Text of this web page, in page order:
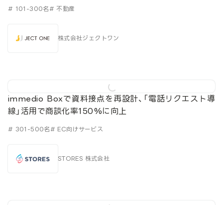
# 101-300名# 不動産
株式会社ジェクトワン
immedio Boxで資料接点を再設計、「電話リクエスト導
線」活用で商談化率150%に向上
# 301-500名# EC向けサービス
STORES 株式会社